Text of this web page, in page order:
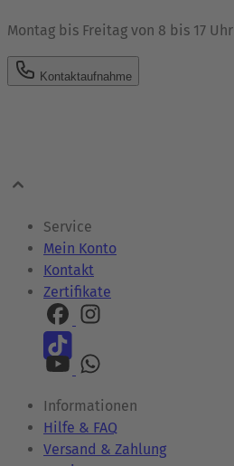
Montag bis Freitag von 8 bis 17 Uhr
Kontaktaufnahme
Service
Mein Konto
Kontakt
Zertifikate
Informationen
Hilfe & FAQ
Versand & Zahlung